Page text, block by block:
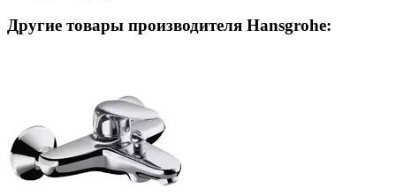
Другие товары производителя Hansgrohe: